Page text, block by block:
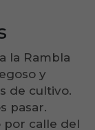
la Rambla
y
de cultivo.
pasar.
por calle del